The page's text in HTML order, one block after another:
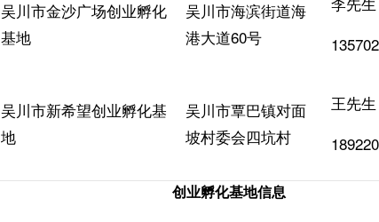
吴川市金沙广场创业孵化
基地
吴川市海滨街道海
港大道60号
吴川市新希望创业孵化基
地
吴川市覃巴镇对面
坡村委会四坑村
王先生
创业孵化基地信息